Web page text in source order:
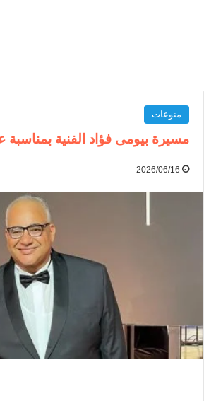
منوعات
مسيرة بيومى فؤاد الفنية بمناسبة
2026/06/16